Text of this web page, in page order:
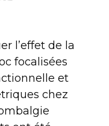
l’effet de la
focalisées
et
chez